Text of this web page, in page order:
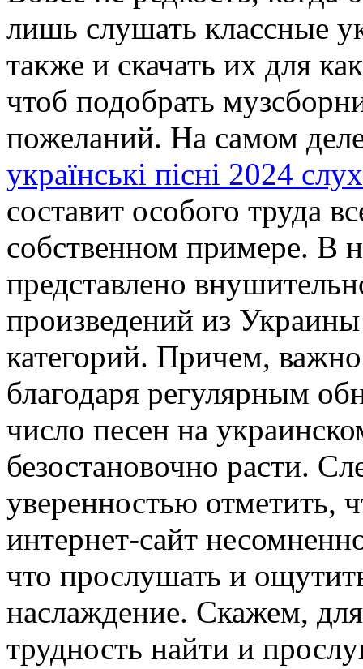
лишь слушать классные
также и скачать их для
чтоб подобрать
пожеланий. На самом
українські пісні 2024
составит особого труда
собственном примере. В
представлено
произведений из
категорий. Причем,
благодаря регулярным
число песен на
безостановочно расти.
уверенностью отметить,
интернет-сайт
что прослушать и
наслаждение. Скажем,
трудность найти и